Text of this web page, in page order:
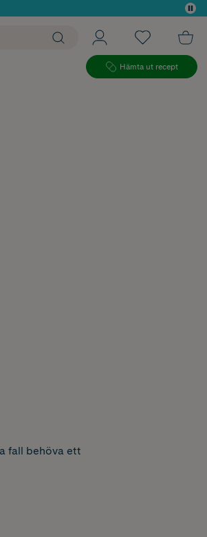
Hämta ut recept
fall behöva ett